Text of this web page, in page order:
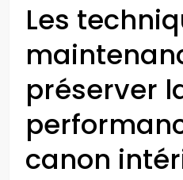
Les
préserver
canon